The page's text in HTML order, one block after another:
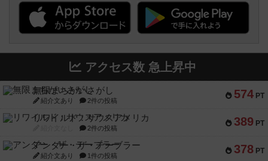
アクセス数 急上昇中
574 PT
無限まちがいさがし
紹介文あり 2件の投稿
389 PT
リワイルド：サウスアメリカ
2件の投稿
378 PT
アンダー・ザ・テーブラー
紹介文あり 1件の投稿